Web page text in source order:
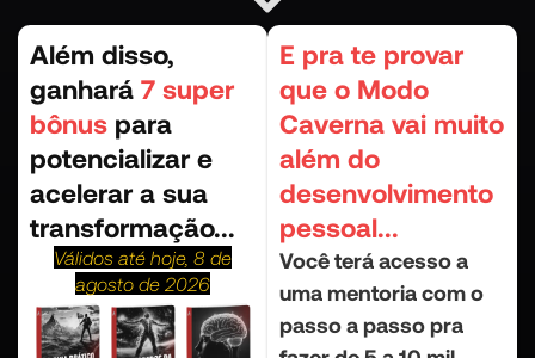
Além disso,
ganhará 7 super
bônus para
potencializar e
acelerar a sua
transformação...
Válidos até hoje, 8 de
agosto de 2026
E pra te provar
que o Modo
Caverna vai muito
além do
desenvolvimento
pessoal...
Você terá acesso a
uma mentoria com o
passo a passo pra